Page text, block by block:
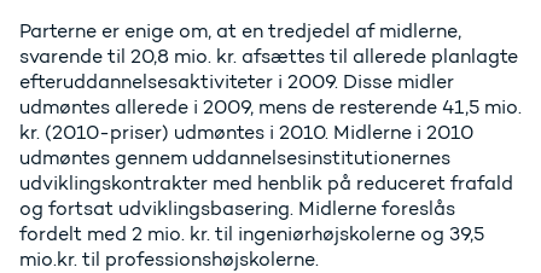
Parterne er enige om, at en tredjedel af midlerne,
svarende til 20,8 mio. kr. afsættes til allerede planlagte
efteruddannelsesaktiviteter i 2009. Disse midler
udmøntes allerede i 2009, mens de resterende 41,5 mio.
kr. (2010-priser) udmøntes i 2010. Midlerne i 2010
udmøntes gennem uddannelsesinstitutionernes
udviklingskontrakter med henblik på reduceret frafald
og fortsat udviklingsbasering. Midlerne foreslås
fordelt med 2 mio. kr. til ingeniørhøjskolerne og 39,5
mio.kr. til professionshøjskolerne.